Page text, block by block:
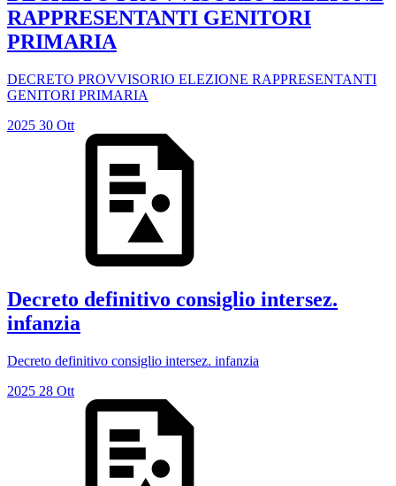
RAPPRESENTANTI GENITORI
PRIMARIA
DECRETO PROVVISORIO ELEZIONE RAPPRESENTANTI
GENITORI PRIMARIA
2025 30 Ott
Decreto definitivo consiglio intersez.
infanzia
Decreto definitivo consiglio intersez. infanzia
2025 28 Ott